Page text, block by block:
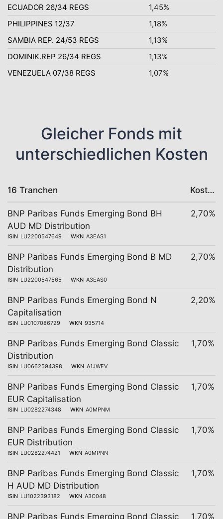
ECUADOR 26/34 REGS
1,45%
PHILIPPINES 12/37
1,18%
SAMBIA REP. 24/53 REGS
1,13%
DOMINIK.REP 26/34 REGS
1,13%
VENEZUELA 07/38 REGS
1,07%
Gleicher Fonds mit
unterschiedlichen Kosten
16 Tranchen Kosten
BNP Paribas Funds Emerging Bond BH
AUD MD Distribution
ISIN LU2200547649 WKN A3EAS1
2,70%
BNP Paribas Funds Emerging Bond B MD
Distribution
ISIN LU2200547565 WKN A3EAS0
2,70%
BNP Paribas Funds Emerging Bond N
Capitalisation
ISIN LU0107086729 WKN 935714
2,20%
BNP Paribas Funds Emerging Bond Classic
Distribution
ISIN LU0662594398 WKN A1JWEV
1,70%
BNP Paribas Funds Emerging Bond Classic
EUR Capitalisation
ISIN LU0282274348 WKN A0MPNM
1,70%
BNP Paribas Funds Emerging Bond Classic
EUR Distribution
ISIN LU0282274421 WKN A0MPNN
1,70%
BNP Paribas Funds Emerging Bond Classic
H AUD MD Distribution
ISIN LU1022393182 WKN A3C048
1,70%
BNP Paribas Funds Emerging Bond Classic 1,70%